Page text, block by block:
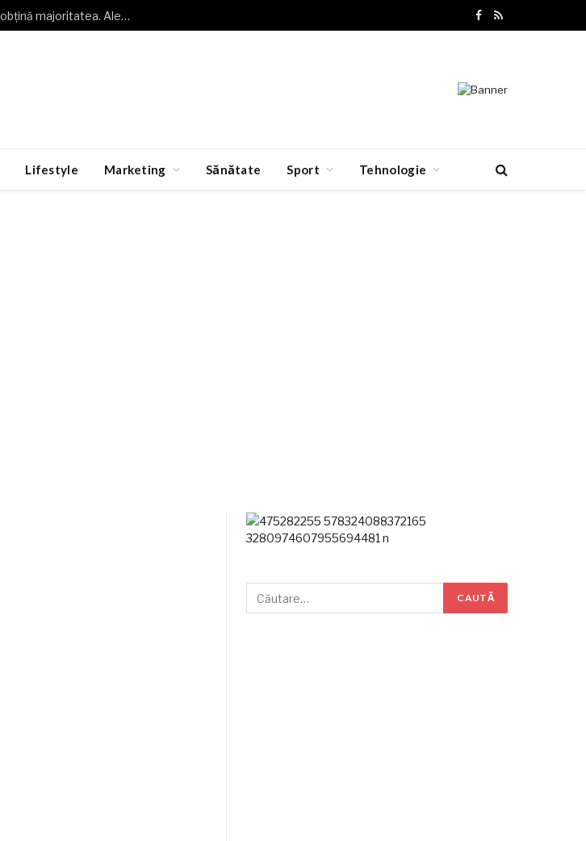
Buzoianu (USR): Grindeanu nu știe cum să obțină majoritatea. Alegeri anticipate, o necesitate
Facebook
RSS
Lifestyle Marketing Sănătate Sport Tehnologie